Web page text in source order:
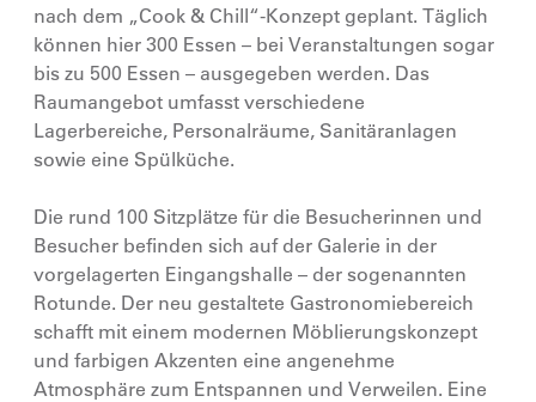
nach dem „Cook & Chill“-Konzept geplant. Täglich
können hier 300 Essen – bei Veranstaltungen sogar
bis zu 500 Essen – ausgegeben werden. Das
Raumangebot umfasst verschiedene
Lagerbereiche, Personalräume, Sanitäranlagen
sowie eine Spülküche.
Die rund 100 Sitzplätze für die Besucherinnen und
Besucher befinden sich auf der Galerie in der
vorgelagerten Eingangshalle – der sogenannten
Rotunde. Der neu gestaltete Gastronomiebereich
schafft mit einem modernen Möblierungskonzept
und farbigen Akzenten eine angenehme
Atmosphäre zum Entspannen und Verweilen. Eine